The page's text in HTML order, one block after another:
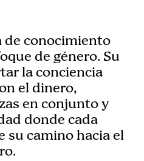
de conocimiento
de género. Su
la conciencia
el dinero,
en conjunto y
donde cada
su camino hacia el